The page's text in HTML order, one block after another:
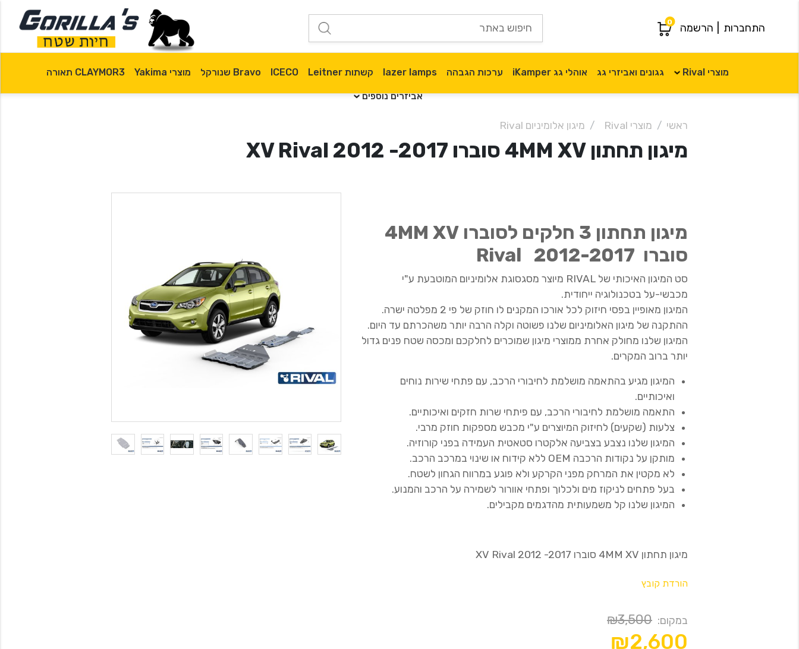
התחברות הרשמה 0
מוצרי Rival גגונים ואביזרי גג אוהלי גג iKamper ערכות הגבהה lazer lamps קשתות Leitner ICECO Bravo שנורקל מוצרי Yakima CLAYMOR3 תאורה
אביזרים נוספים
ראשי מוצרי Rival מיגון אלומיניום Rival
מיגון תחתון 4MM XV סוברו XV Rival 2012 -2017
מיגון תחתון 3 חלקים לסוברו 4MM XV
סוברו Rival 2012-2017
סט המיגון האיכותי של RIVAL מיוצר מסגסוגת אלומיניום המוטבעת ע"י
מכבשי-על בטכנולוגיה ייחודית.
המיגון מאופיין בפסי חיזוק לכל אורכו המקנים לו חוזק של פי 2 מפלטה ישרה.
ההתקנה של מיגון האלומיניום שלנו פשוטה וקלה הרבה יותר משהכרתם עד היום.
המיגון שלנו מחולק אחרת ממוצרי מיגון שמוכרים לחלקכם ומכסה שטח פנים גדול
יותר ברוב המקרים.
המיגון מגיע בהתאמה מושלמת לחיבורי הרכב, עם פתחי שירות נוחים
ואיכותיים.
התאמה מושלמת לחיבורי הרכב, עם פיתחי שרות חזקים ואיכותיים.
צלעות (שקעים) לחיזוק המיוצרים ע"י מכבש מספקות חוזק מרבי.
המיגון שלנו נצבע בצביעה אלקטרו סטאטית העמידה בפני קורוזיה.
מותקן על נקודות הרכבה OEM ללא קידוח או שינוי במרכב הרכב.
לא מקטין את המרחק מפני הקרקע ולא פוגע במרווח הגחון לשטח.
בעל פתחים לניקוז מים ולכלוך ופתחי אוורור לשמירה על הרכב והמנוע.
המיגון שלנו קל משמעותית מהדגמים מקבילים.
מיגון תחתון 4MM XV סוברו XV Rival 2012 -2017
הורדת קובץ
במקום: ₪3,500
₪2,600